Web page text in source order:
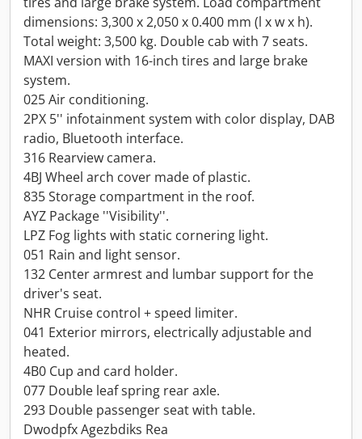
dimensions: 3,300 x 2,050 x 0.400 mm (l x w x h).
Total weight: 3,500 kg. Double cab with 7 seats.
MAXI version with 16-inch tires and large brake
system.
025 Air conditioning.
2PX 5'' infotainment system with color display, DAB
radio, Bluetooth interface.
316 Rearview camera.
4BJ Wheel arch cover made of plastic.
835 Storage compartment in the roof.
AYZ Package ''Visibility''.
LPZ Fog lights with static cornering light.
051 Rain and light sensor.
132 Center armrest and lumbar support for the
driver's seat.
NHR Cruise control + speed limiter.
041 Exterior mirrors, electrically adjustable and
heated.
4B0 Cup and card holder.
077 Double leaf spring rear axle.
293 Double passenger seat with table.
Dwodpfx Agezbdiks Rea